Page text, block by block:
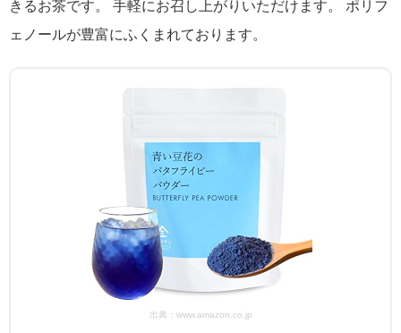
きるお茶です。 手軽にお召し上がりいただけます。 ポリフ
ェノールが豊富にふくまれております。
出典：www.amazon.co.jp